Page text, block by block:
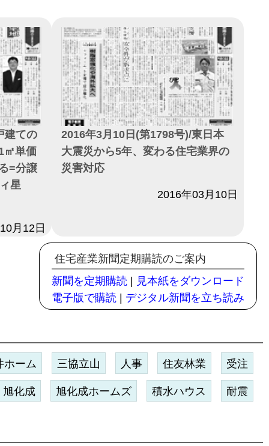
建ての
㎡単価
=分譲
星
月12日
2016年3月10日(第1798号)/東日本
大震災から5年、変わる住宅業界の
災害対応
2016年03月10日
住宅産業新聞定期購読のご案内
新聞を定期購読 | 見本紙をダウンロード
電子版で購読 | デジタル新聞を立ち読み
ホーム 三協立山 人事 住友林業 受注
旭化成 旭化成ホームズ 積水ハウス 耐震